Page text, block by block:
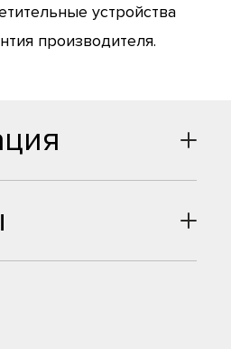
устройства
производителя.